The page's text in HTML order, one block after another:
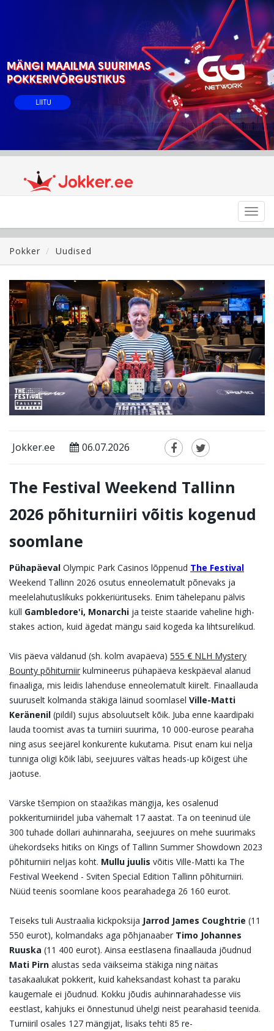
Pokker
Uudised
Jokker.ee 06.07.2026
The Festival Weekend Tallinn
2026 põhiturniiri võitis kogenud
soomlane
Pühapäeval Olympic Park Casinos lõppenud The Festival
Weekend Tallinn 2026 osutus enneolematult põnevaks ja
meelelahutuslikuks pokkeriürituseks. Enim tähelepanu pälvis
küll Gambledore'i, Monarchi ja teiste staaride vaheline high-
stakes action, kuid ägedat mängu said kogeda ka lihtsurelikud.
Viis päeva väldanud (sh. kolm avapäeva) 555 € NLH Mystery
Bounty põhiturniir kulmineerus pühapäeva keskpäeval alanud
finaaliga, mis leidis lahenduse enneolematult kiirelt. Finaallauda
suuruselt kolmanda stäkiga läinud soomlasel Ville-Matti
Keränenil (pildil) sujus absoluutselt kõik. Juba enne kaardipaki
lauda toomist avas ta turniiri suurima, 10 000-eurose pearaha
ning asus seejärel konkurente kukutama. Pisut enam kui nelja
tunniga oligi kõik läbi, seejuures vältas heads-up kõigest ühe
jaotuse.
Värske tšempion on staažikas mängija, kes osalenud
pokkeriturniiridel juba vähemalt 17 aastat. Ta on teeninud üle
300 tuhade dollari auhinnaraha, seejuures on mehe suurimaks
ühekordseks hitiks on Kings of Tallinn Summer Showdown 2023
põhiturniiri neljas koht. Mullu juulis võitis Ville-Matti ka The
Festival Weekend - Sviten Special Edition Tallinn põhiturniiri.
Nüüd teenis soomlane koos pearahadega 26 160 eurot.
Teiseks tuli Austraalia kickpoksija Jarrod James Coughtrie (11
550 eurot), kolmandaks aga põhjanaaber Timo Johannes
Ruuska (11 400 eurot). Ainsa eestlasena finaallauda jõudnud
Mati Pirn alustas seda väikseima stäkiga ning näitas
tasakaalukat pokkerit, kuid kaheksandast kohast ta paraku
kaugemale ei jõudnud. Kokku jõudis auhinnarahadesse viis
eestlast, kahjuks ei õnnestunud ühelgi neist pearahasid teenida.
Turniiril osales 127 mängijat, lisaks tehti 85 re-